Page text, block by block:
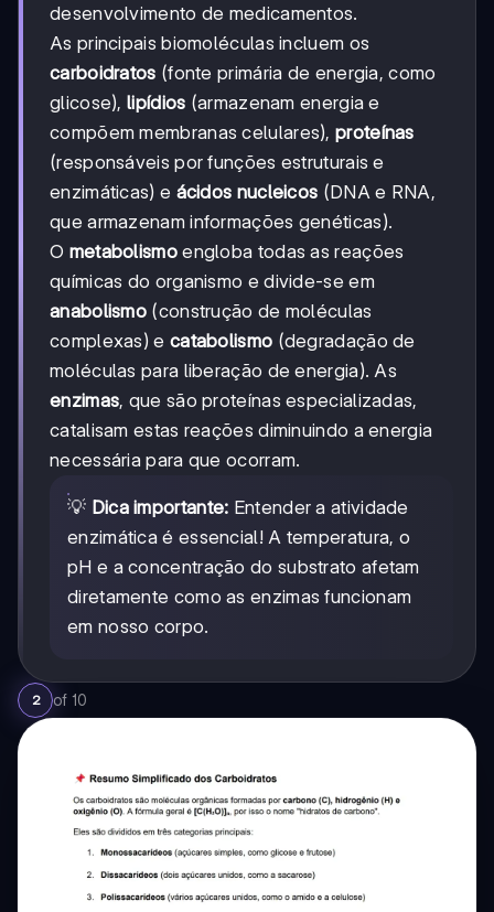
desenvolvimento de medicamentos.
As principais biomoléculas incluem os
carboidratos (fonte primária de energia, como
glicose), lipídios (armazenam energia e
compõem membranas celulares),proteínas
(responsáveis por funções estruturais e
enzimáticas) e ácidos nucleicos (DNA e RNA,
que armazenam informações genéticas).
O metabolismoengloba todas as reações
químicas do organismo e divide-se em
anabolismo (construção de moléculas
complexas) e catabolismo (degradação de
moléculas para liberação de energia). As
enzimas, que são proteínas especializadas,
catalisam estas reações diminuindo a energia
necessária para que ocorram.
💡 Dica importante: Entender a atividade
enzimática é essencial! A temperatura, o
pH e a concentração do substrato afetam
diretamente como as enzimas funcionam
em nosso corpo.
2 of 10